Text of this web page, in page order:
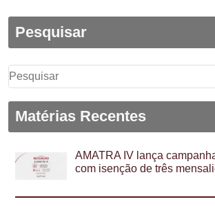
Pesquisar
Pesquisar
por:
Matérias Recentes
AMATRA IV lança
com isenção de três